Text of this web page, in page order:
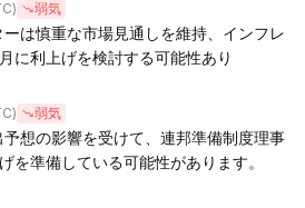
弱気
は慎重な市場見通しを維持、インフレ
に利上げを検討する可能性あり
弱気
想の影響を受けて、連邦準備制度理事
を準備している可能性があります。